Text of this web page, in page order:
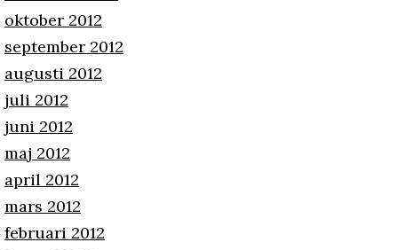
oktober 2012
september 2012
augusti 2012
juli 2012
juni 2012
maj 2012
april 2012
mars 2012
februari 2012